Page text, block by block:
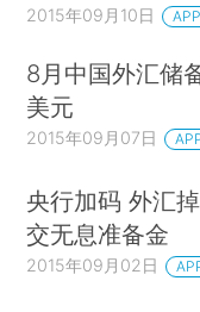
2015年09月10日
8月中国外汇储
美元
2015年09月07日
央行加码 外汇
交无息准备金
2015年09月02日